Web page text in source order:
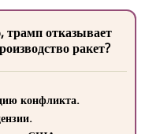
отказывает
ракет?
конфликта.